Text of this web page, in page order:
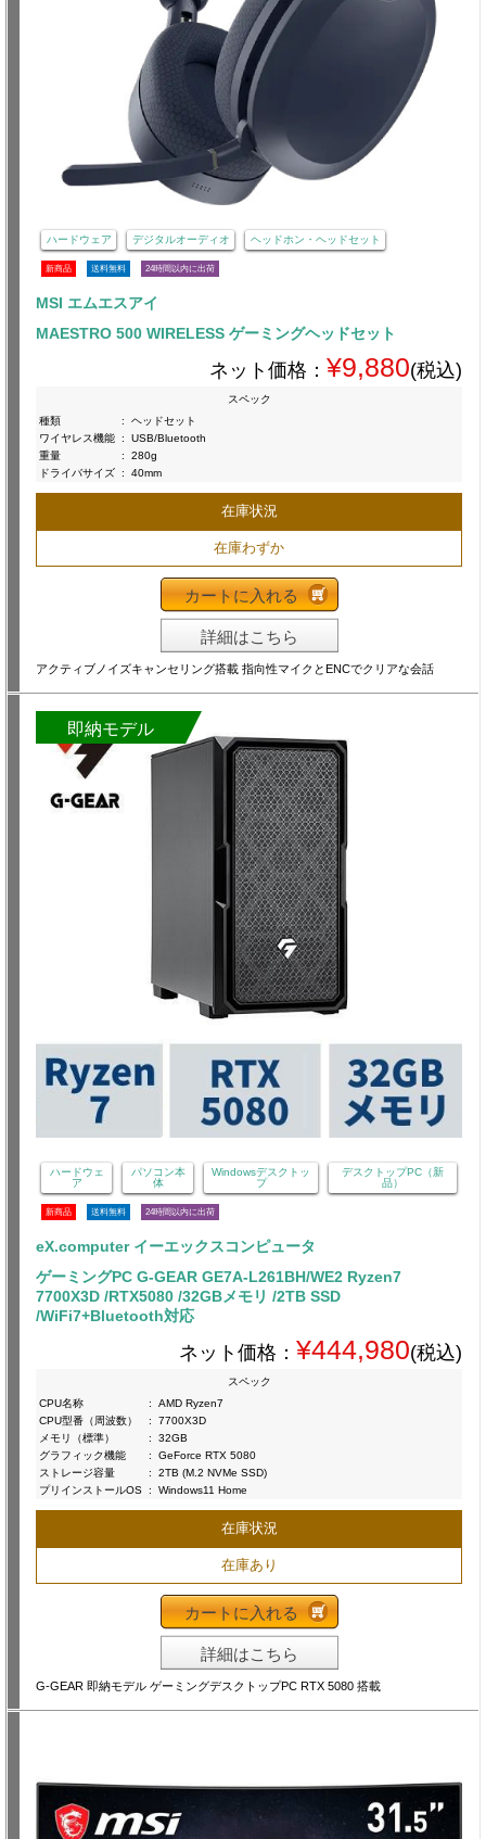
ハードウェア デジタルオーディオ ヘッドホン・ヘッドセット
新商品 送料無料 24時間以内に出荷
MSI エムエスアイ
MAESTRO 500 WIRELESS ゲーミングヘッドセット
ネット価格： ¥9,880(税込)
スペック
種類
:
ヘッドセット
ワイヤレス機能 :
USB/Bluetooth
重量
:
280g
ドライバサイズ : 40mm
在庫状況
在庫わずか
カートに入れる
詳細はこちら
アクティブノイズキャンセリング搭載 指向性マイクとENCでクリアな会話
即納モデル
ハードウェ
ア
パソコン本
体
Windowsデスクトッ
プ
デスクトップPC（新
品）
新商品 送料無料 24時間以内に出荷
eX.computer イーエックスコンピュータ
ゲーミングPC G-GEAR GE7A-L261BH/WE2 Ryzen7
7700X3D /RTX5080 /32GBメモリ /2TB SSD
/WiFi7+Bluetooth対応
ネット価格： ¥444,980(税込)
スペック
CPU名称
:
AMD Ryzen7
CPU型番（周波数）
:
7700X3D
メモリ（標準）
:
32GB
グラフィック機能
:
GeForce RTX 5080
ストレージ容量
:
2TB (M.2 NVMe SSD)
プリインストールOS : Windows11 Home
在庫状況
在庫あり
カートに入れる
詳細はこちら
G-GEAR 即納モデル ゲーミングデスクトップPC RTX 5080 搭載